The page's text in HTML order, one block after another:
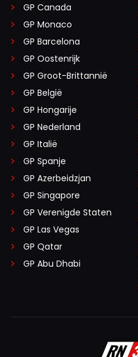
GP Canada
GP Monaco
GP Barcelona
GP Oostenrijk
GP Groot-Brittannië
GP België
GP Hongarije
GP Nederland
GP Italië
GP Spanje
GP Azerbeidzjan
GP Singapore
GP Verenigde Staten
GP Las Vegas
GP Qatar
GP Abu Dhabi